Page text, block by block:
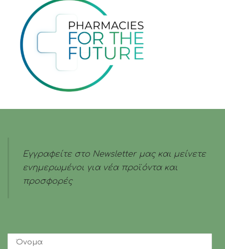
Εγγραφείτε στο Newsletter μας και μείνετε
ενημερωμένοι για νέα προϊόντα και
προσφορές